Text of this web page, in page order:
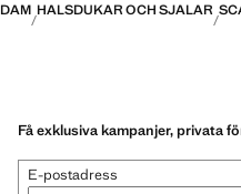
DAM HALSDUKAR OCH SJALAR
Få exklusiva kampanjer, privata
E-postadress